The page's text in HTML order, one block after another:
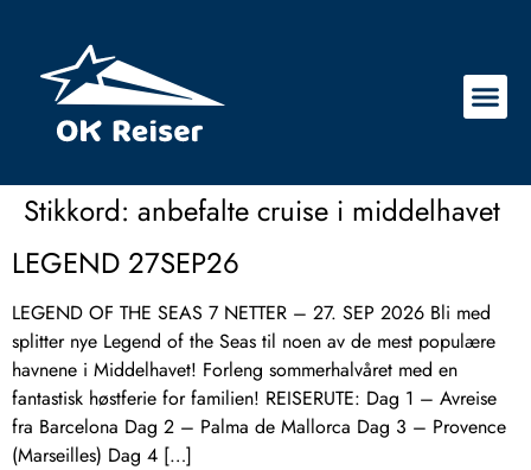
Stikkord: anbefalte cruise i middelhavet
LEGEND 27SEP26
LEGEND OF THE SEAS 7 NETTER – 27. SEP 2026 Bli med
splitter nye Legend of the Seas til noen av de mest populære
havnene i Middelhavet! Forleng sommerhalvåret med en
fantastisk høstferie for familien! REISERUTE: Dag 1 – Avreise
fra Barcelona Dag 2 – Palma de Mallorca Dag 3 – Provence
(Marseilles) Dag 4 […]